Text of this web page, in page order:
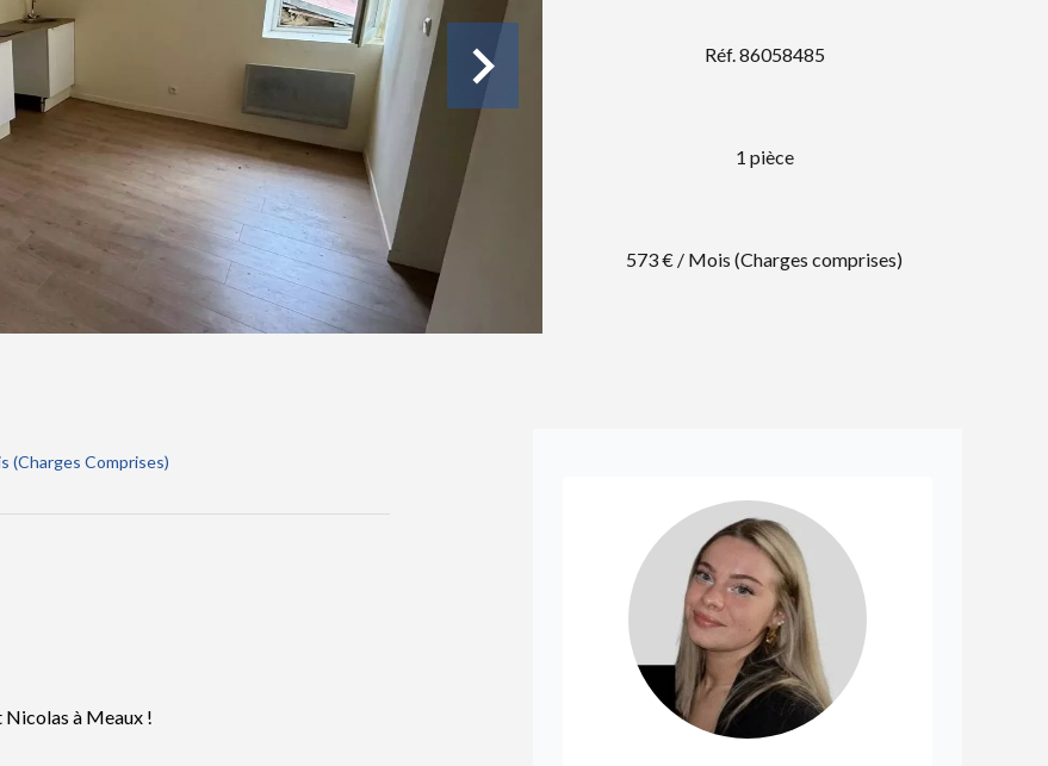
Réf. 86058485
1 pièce
573 € / Mois (Charges comprises)
(Charges Comprises)
Nicolas à Meaux !